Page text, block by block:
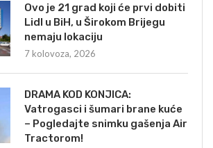
Ovo je 21 grad koji će prvi dobiti
Lidl u BiH, u Širokom Brijegu
nemaju lokaciju
7 kolovoza, 2026
DRAMA KOD KONJICA:
Vatrogasci i šumari brane kuće
– Pogledajte snimku gašenja Air
Tractorom!